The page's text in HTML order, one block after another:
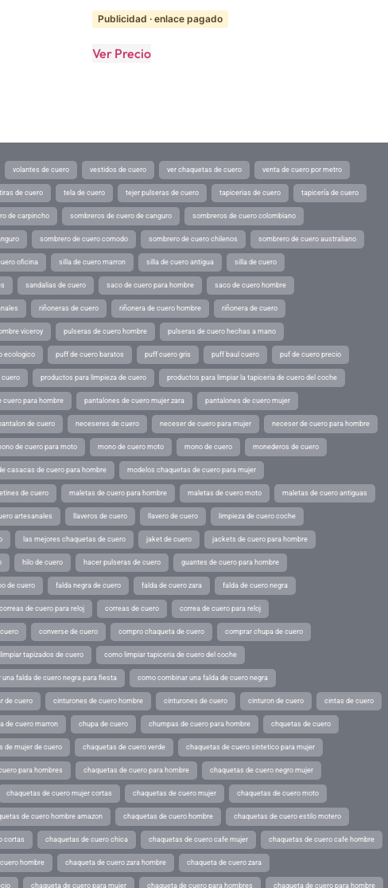
Publicidad · enlace pagado
Ver Precio
volantes de cuero vestidos de cuero ver chaquetas de cuero venta de cuero por metro
tiras de cuero tela de cuero tejer pulseras de cuero tapicerias de cuero tapicería de cuero
de carpincho sombreros de cuero de canguro sombreros de cuero colombiano
sombrero de cuero comodo sombrero de cuero chilenos sombrero de cuero australiano
oficina silla de cuero marron silla de cuero antigua silla de cuero
sandalias de cuero saco de cuero para hombre saco de cuero hombre
riñoneras de cuero riñonera de cuero hombre riñonera de cuero
viceroy pulseras de cuero hombre pulseras de cuero hechas a mano
ecologico puff de cuero baratos puff cuero gris puff baul cuero puf de cuero precio
cuero productos para limpieza de cuero productos para limpiar la tapiceria de cuero del coche
cuero para hombre pantalones de cuero mujer zara pantalones de cuero mujer
de cuero neceseres de cuero neceser de cuero para mujer neceser de cuero para hombre
de cuero para moto mono de cuero moto mono de cuero monederos de cuero
casacas de cuero para hombre modelos chaquetas de cuero para mujer
de cuero maletas de cuero para hombre maletas de cuero moto maletas de cuero antiguas
artesanales llaveros de cuero llavero de cuero limpieza de cuero coche
las mejores chaquetas de cuero jaket de cuero jackets de cuero para hombre
hilo de cuero hacer pulseras de cuero guantes de cuero para hombre
de cuero falda negra de cuero falda de cuero zara falda de cuero negra
correas de cuero para reloj correas de cuero correa de cuero para reloj
converse de cuero compro chaqueta de cuero comprar chupa de cuero
tapizados de cuero como limpiar tapiceria de cuero del coche
falda de cuero negra para fiesta como combinar una falda de cuero negra
de cuero cinturones de cuero hombre cinturones de cuero cinturon de cuero cintas de cuero
de cuero marron chupa de cuero chumpas de cuero para hombre chquetas de cuero
de mujer de cuero chaquetas de cuero verde chaquetas de cuero sintetico para mujer
para hombres chaquetas de cuero para hombre chaquetas de cuero negro mujer
chaquetas de cuero mujer cortas chaquetas de cuero mujer chaquetas de cuero moto
de cuero hombre amazon chaquetas de cuero hombre chaquetas de cuero estilo motero
cortas chaquetas de cuero chica chaquetas de cuero cafe mujer chaquetas de cuero cafe hombre
hombre chaqueta de cuero zara hombre chaqueta de cuero zara
chaqueta de cuero para mujer chaqueta de cuero para hombres chaqueta de cuero para hombre